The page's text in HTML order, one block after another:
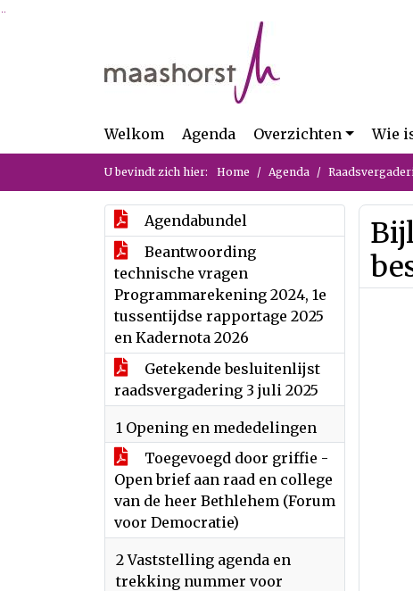
Welkom Agenda Overzichten Wie
U bevindt zich hier: Home Agenda
Agendabundel
Beantwoording
technische vragen
Programmarekening 2024, 1e
tussentijdse rapportage 2025
en Kadernota 2026
Getekende besluitenlijst
raadsvergadering 3 juli 2025
1 Opening en mededelingen
Toegevoegd door griffie -
Open brief aan raad en college
van de heer Bethlehem (Forum
voor Democratie)
2 Vaststelling agenda en
trekking nummer voor